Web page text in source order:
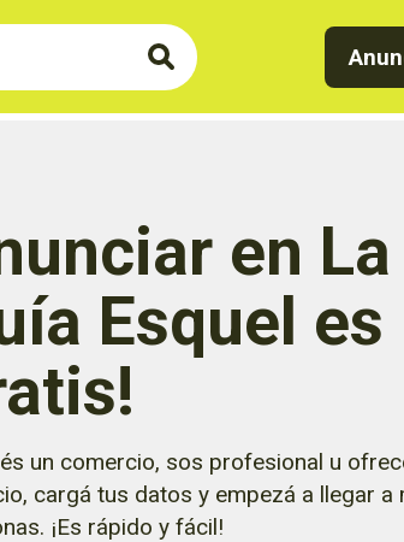
en La
Esquel es
un comercio, sos profesional u
cargá tus datos y empezá a llegar a
¡Es rápido y fácil!